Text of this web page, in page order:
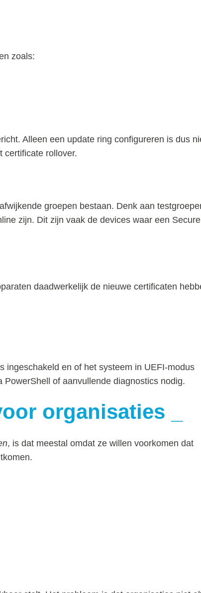
zoals:
Alleen een update ring configureren is dus
certificate rollover.
groepen bestaan. Denk aan
zijn. Dit zijn vaak de devices waar een Secure
daadwerkelijk de nieuwe certificaten
ingeschakeld en of het systeem in UEFI-modus
of aanvullende diagnostics nodig.
organisaties
, is dat meestal omdat ze willen voorkomen dat